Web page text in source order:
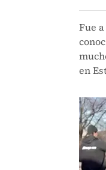
Fue
en